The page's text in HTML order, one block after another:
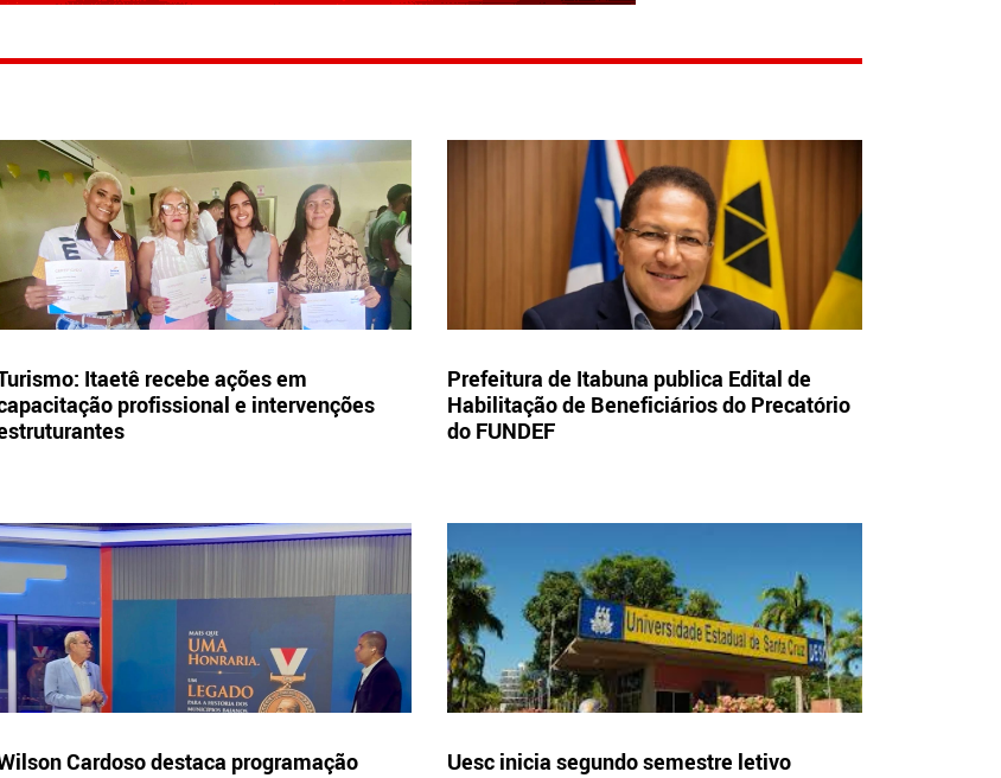
Itaetê recebe ações em
profissional e intervenções
Prefeitura de Itabuna publica Edital de
Habilitação de Beneficiários do Precatório
do FUNDEF
Cardoso destaca programação
Uesc inicia segundo semestre letivo